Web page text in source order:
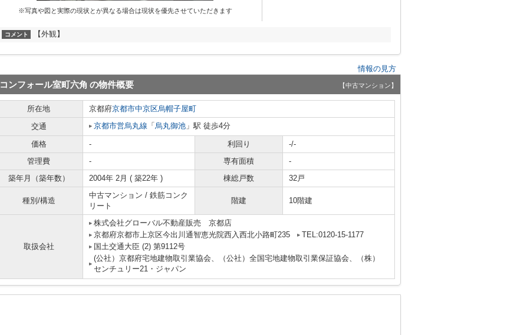
※写真や図と実際の現状とが異なる場合は現状を優先させていただきます
コメント 【外観】
情報の見方
コンフォール室町六角 の物件概要 【中古マンション】
所在地 京都府京都市中京区烏帽子屋町
交通
京都市営烏丸線 「 烏丸御池 」駅 徒歩4分
価格 - 利回り
-/-
管理費
- 専有面積
-
築年月（築年数）
2004年 2月 ( 築22年 ) 棟総戸数 32戸
種別/構造
中古マンション / 鉄筋コンク
リート
階建 10階建
取扱会社
株式会社グローバル不動産販売 京都店
京都府京都市上京区今出川通智恵光院西入西北小路町235
TEL:0120-15-1177
国土交通大臣 (2) 第9112号
(公社）京都府宅地建物取引業協会、（公社）全国宅地建物取引業保証協会、（株）
センチュリー21・ジャパン